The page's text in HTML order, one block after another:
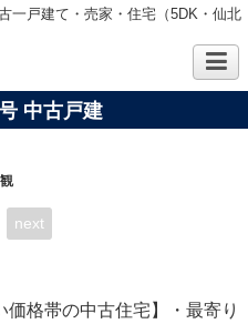
一戸建て・売家・住宅（5DK・仙北
中古戸建
next
価格帯の中古住宅】・最寄り